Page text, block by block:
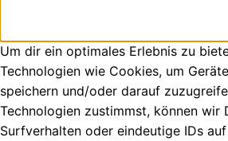
Um dir ein optimales Erlebnis zu
Technologien wie Cookies, um
speichern und/oder darauf
Technologien zustimmst, können wir
Surfverhalten oder eindeutige IDs